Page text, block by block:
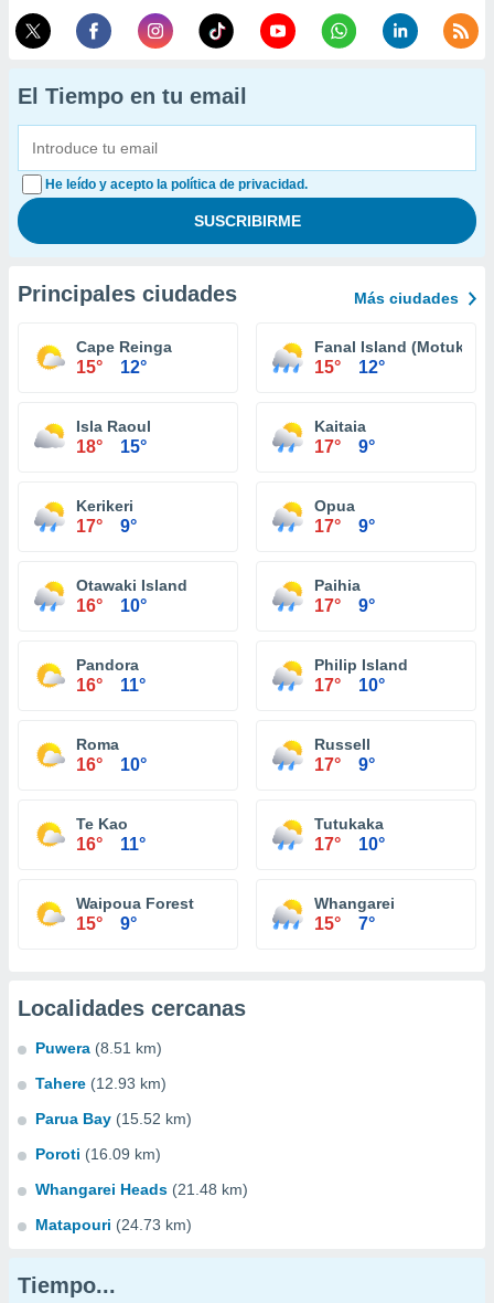
El Tiempo en tu email
He leído y acepto la política de privacidad.
Principales ciudades Más ciudades
Cape Reinga
15° 12°
Fanal Island (Motukino)
15° 12°
Isla Raoul
18° 15°
Kaitaia
17° 9°
Kerikeri
17° 9°
Opua
17° 9°
Otawaki Island
16° 10°
Paihia
17° 9°
Pandora
16° 11°
Philip Island
17° 10°
Roma
16° 10°
Russell
17° 9°
Te Kao
16° 11°
Tutukaka
17° 10°
Waipoua Forest
15° 9°
Whangarei
15° 7°
Localidades cercanas
Puwera (8.51 km)
Tahere (12.93 km)
Parua Bay (15.52 km)
Poroti (16.09 km)
Whangarei Heads (21.48 km)
Matapouri (24.73 km)
Tiempo...